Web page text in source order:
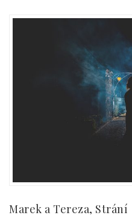
Marek a Tereza, Strání